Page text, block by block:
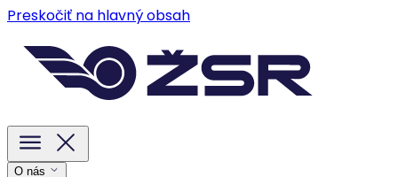
Preskočiť na hlavný obsah
O nás